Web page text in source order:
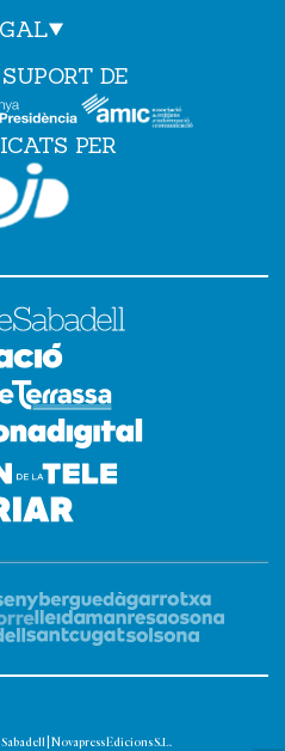
DE
PER
| Novapress Edicions S.L.